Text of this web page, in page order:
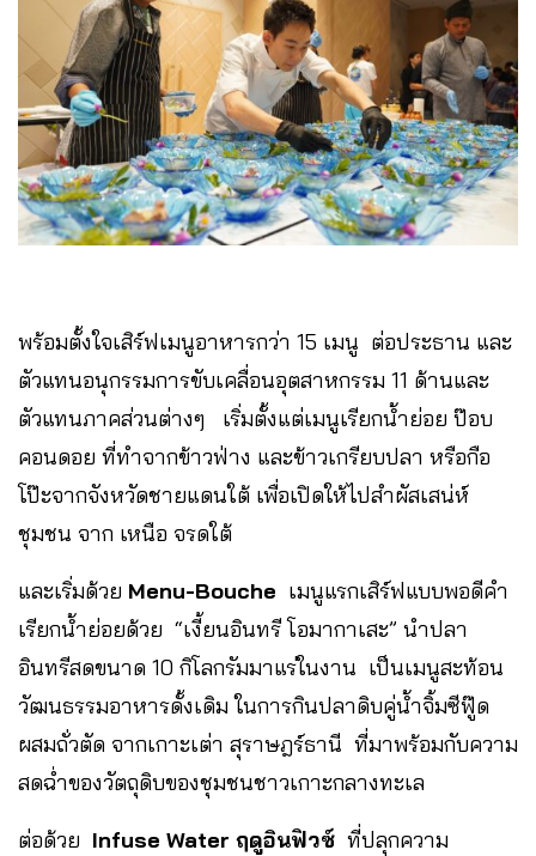
พร้อมตั้งใจเสิร์ฟเมนูอาหารกว่า 15 เมนู ต่อประธาน และ
ตัวแทนอนุกรรมการขับเคลื่อนอุตสาหกรรม 11 ด้านและ
ตัวแทนภาคส่วนต่างๆ เริ่มตั้งแต่เมนูเรียกน้ำย่อย ป๊อบ
คอนดอย ที่ทำจากข้าวฟ่าง และข้าวเกรียบปลา หรือกือ
โป๊ะจากจังหวัดชายแดนใต้ เพื่อเปิดให้ไปสำผัสเสน่ห์
ชุมชน จาก เหนือ จรดใต้
และเริ่มด้วย Menu-Bouche เมนูแรกเสิร์ฟแบบพอดีคำ
เรียกน้ำย่อยด้วย “เงี้ยนอินทรี โอมากาเสะ” นำปลา
อินทรีสดขนาด 10 กิโลกรัมมาแร่ในงาน เป็นเมนูสะท้อน
วัฒนธรรมอาหารดั้งเดิม ในการกินปลาดิบคู่น้ำจิ้มซีฟู๊ด
ผสมถั่วตัด จากเกาะเต่า สุราษฎร์ธานี ที่มาพร้อมกับความ
สดฉ่ำของวัตถุดิบของชุมชนชาวเกาะกลางทะเล
ต่อด้วย Infuse Water ฤดูอินฟิวซ์ ที่ปลุกความ